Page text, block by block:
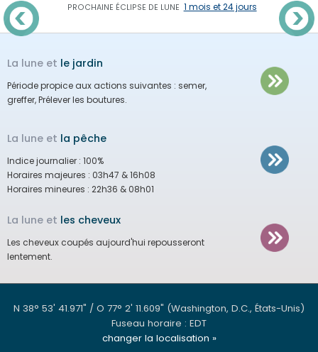
PROCHAINE ÉCLIPSE DE LUNE 1 mois et 24 jours
La lune et le jardin
Période propice aux actions suivantes : semer,
greffer, Prélever les boutures.
La lune et la pêche
Indice journalier : 100%
Horaires majeures : 03h47 & 16h08
Horaires mineures : 22h36 & 08h01
La lune et les cheveux
Les cheveux coupés aujourd'hui repousseront
lentement.
N 38° 53' 41.971" / O 77° 2' 11.609" (Washington, D.C., États-Unis)
Fuseau horaire : EDT
changer la localisation »